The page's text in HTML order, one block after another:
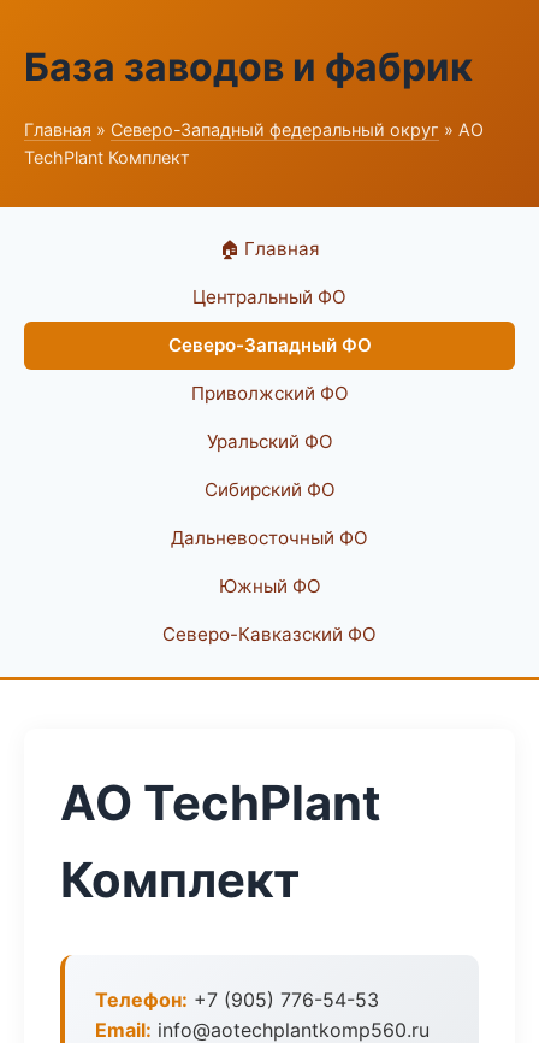
База заводов и фабрик
Главная » Северо-Западный федеральный округ » АО
TechPlant Комплект
🏠 Главная
Центральный ФО
Северо-Западный ФО
Приволжский ФО
Уральский ФО
Сибирский ФО
Дальневосточный ФО
Южный ФО
Северо-Кавказский ФО
АО TechPlant
Комплект
Телефон: +7 (905) 776-54-53
Email: info@aotechplantkomp560.ru